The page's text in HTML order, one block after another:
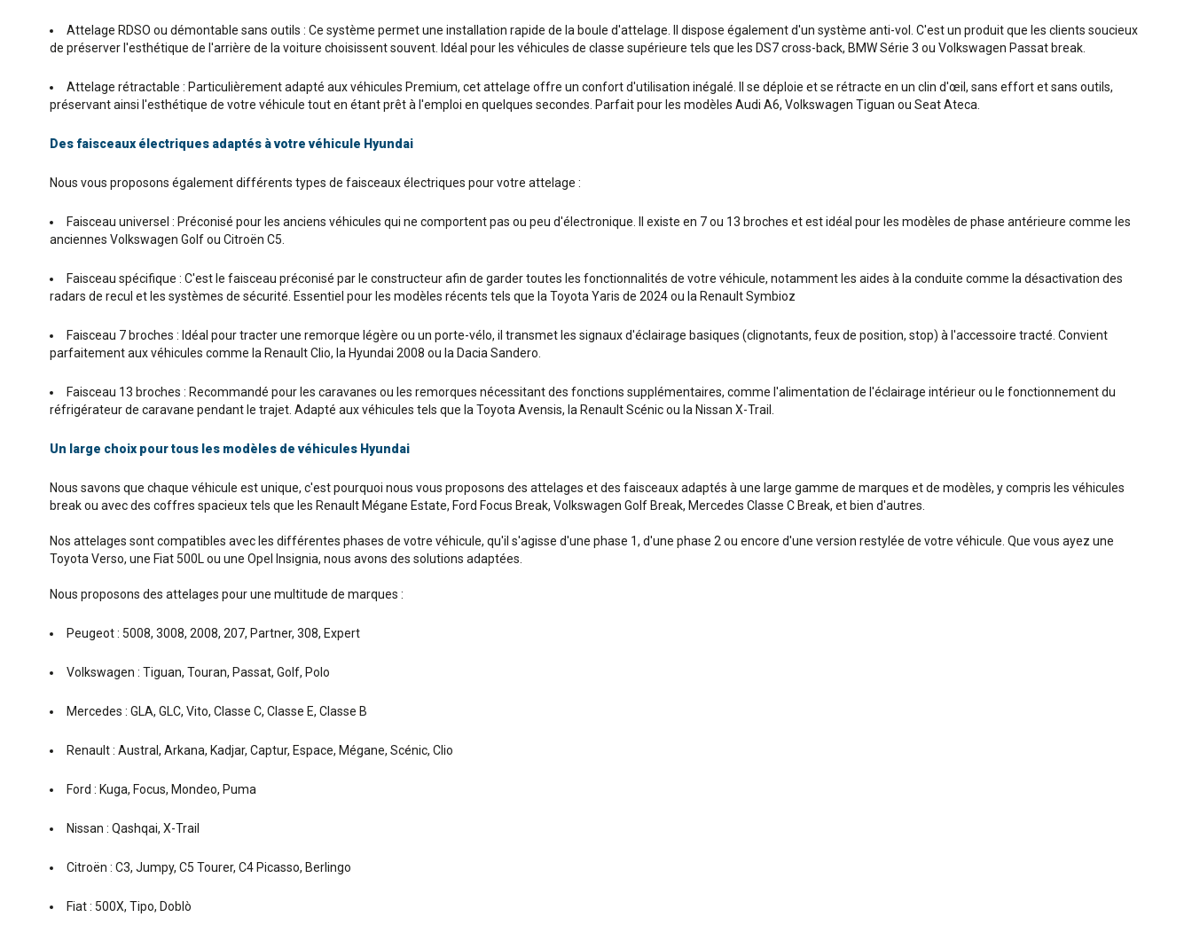
Attelage RDSO ou démontable sans outils : Ce système permet une installation rapide de la boule d'attelage. Il dispose également d'un système anti-vol. C'est un produit que les clients soucieux
de préserver l'esthétique de l'arrière de la voiture choisissent souvent. Idéal pour les véhicules de classe supérieure tels que les DS7 cross-back, BMW Série 3 ou Volkswagen Passat break.
Attelage rétractable : Particulièrement adapté aux véhicules Premium, cet attelage offre un confort d'utilisation inégalé. Il se déploie et se rétracte en un clin d'œil, sans effort et sans outils,
préservant ainsi l'esthétique de votre véhicule tout en étant prêt à l'emploi en quelques secondes. Parfait pour les modèles Audi A6, Volkswagen Tiguan ou Seat Ateca.
Des faisceaux électriques adaptés à votre véhicule Hyundai
Nous vous proposons également différents types de faisceaux électriques pour votre attelage :
Faisceau universel : Préconisé pour les anciens véhicules qui ne comportent pas ou peu d'électronique. Il existe en 7 ou 13 broches et est idéal pour les modèles de phase antérieure comme les
anciennes Volkswagen Golf ou Citroën C5.
Faisceau spécifique : C'est le faisceau préconisé par le constructeur afin de garder toutes les fonctionnalités de votre véhicule, notamment les aides à la conduite comme la désactivation des
radars de recul et les systèmes de sécurité. Essentiel pour les modèles récents tels que la Toyota Yaris de 2024 ou la Renault Symbioz
Faisceau 7 broches : Idéal pour tracter une remorque légère ou un porte-vélo, il transmet les signaux d'éclairage basiques (clignotants, feux de position, stop) à l'accessoire tracté. Convient
parfaitement aux véhicules comme la Renault Clio, la Hyundai 2008 ou la Dacia Sandero.
Faisceau 13 broches : Recommandé pour les caravanes ou les remorques nécessitant des fonctions supplémentaires, comme l'alimentation de l'éclairage intérieur ou le fonctionnement du
réfrigérateur de caravane pendant le trajet. Adapté aux véhicules tels que la Toyota Avensis, la Renault Scénic ou la Nissan X-Trail.
Un large choix pour tous les modèles de véhicules Hyundai
Nous savons que chaque véhicule est unique, c'est pourquoi nous vous proposons des attelages et des faisceaux adaptés à une large gamme de marques et de modèles, y compris les véhicules
break ou avec des coffres spacieux tels que les Renault Mégane Estate, Ford Focus Break, Volkswagen Golf Break, Mercedes Classe C Break, et bien d'autres.
Nos attelages sont compatibles avec les différentes phases de votre véhicule, qu'il s'agisse d'une phase 1, d'une phase 2 ou encore d'une version restylée de votre véhicule. Que vous ayez une
Toyota Verso, une Fiat 500L ou une Opel Insignia, nous avons des solutions adaptées.
Nous proposons des attelages pour une multitude de marques :
Peugeot : 5008, 3008, 2008, 207, Partner, 308, Expert
Volkswagen : Tiguan, Touran, Passat, Golf, Polo
Mercedes : GLA, GLC, Vito, Classe C, Classe E, Classe B
Renault : Austral, Arkana, Kadjar, Captur, Espace, Mégane, Scénic, Clio
Ford : Kuga, Focus, Mondeo, Puma
Nissan : Qashqai, X-Trail
Citroën : C3, Jumpy, C5 Tourer, C4 Picasso, Berlingo
Fiat : 500X, Tipo, Doblò